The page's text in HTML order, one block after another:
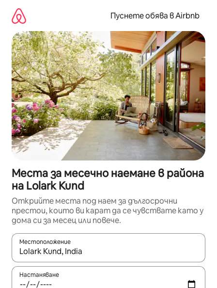
съдържанието
Пуснете обява в Airbnb
Места за месечно наемане в района
на Lolark Kund
Открийте места под наем за дългосрочни
престои, които ви карат да се чувствате като у
дома си за месец или повече.
Местоположение
Когато резултатите се покажат, използвайте
Настаняване